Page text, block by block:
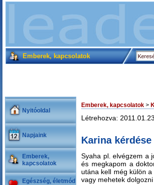
Emberek, kapcsolatok
Nyitóoldal
Napjaink
Emberek,
kapcsolatok
Egészség, életmód
Emberek, kapcsolatok >
Létrehozva: 2011.01.23
Karina kérdése
Syaha pl. elvégzem a
és megkapom a
utána kell még külön
vagy mehetek